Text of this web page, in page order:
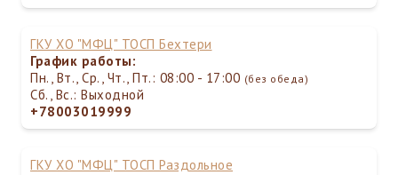
ГКУ ХО "МФЦ" ТОСП Бехтери
График работы:
Пн., Вт., Ср., Чт., Пт.: 08:00 - 17:00 (без обеда)
Сб., Вс.: Выходной
+78003019999
ГКУ ХО "МФЦ" ТОСП Раздольное